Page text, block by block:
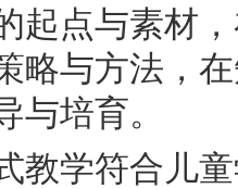
起点与素材
略与方法，
与培育。
学符合儿童